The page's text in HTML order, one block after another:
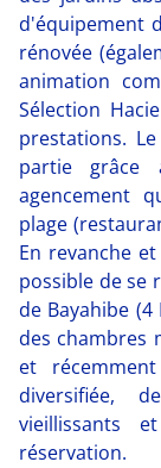
d'équipement
rénovée
animation
Sélection
prestations.
partie grâce
agencement
plage
En revanche
possible de se
de Bayahibe
des chambres
et
diversifiée,
vieillissants
réservation.